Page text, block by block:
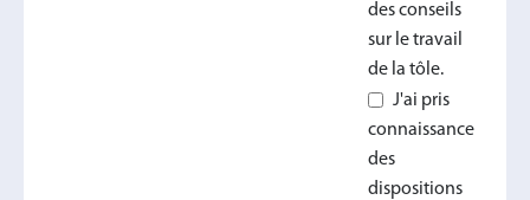
des conseils
sur le travail
de la tôle.
J'ai pris
connaissance
des
dispositions